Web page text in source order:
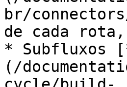
br/
de cada
* Subfluxos
(/